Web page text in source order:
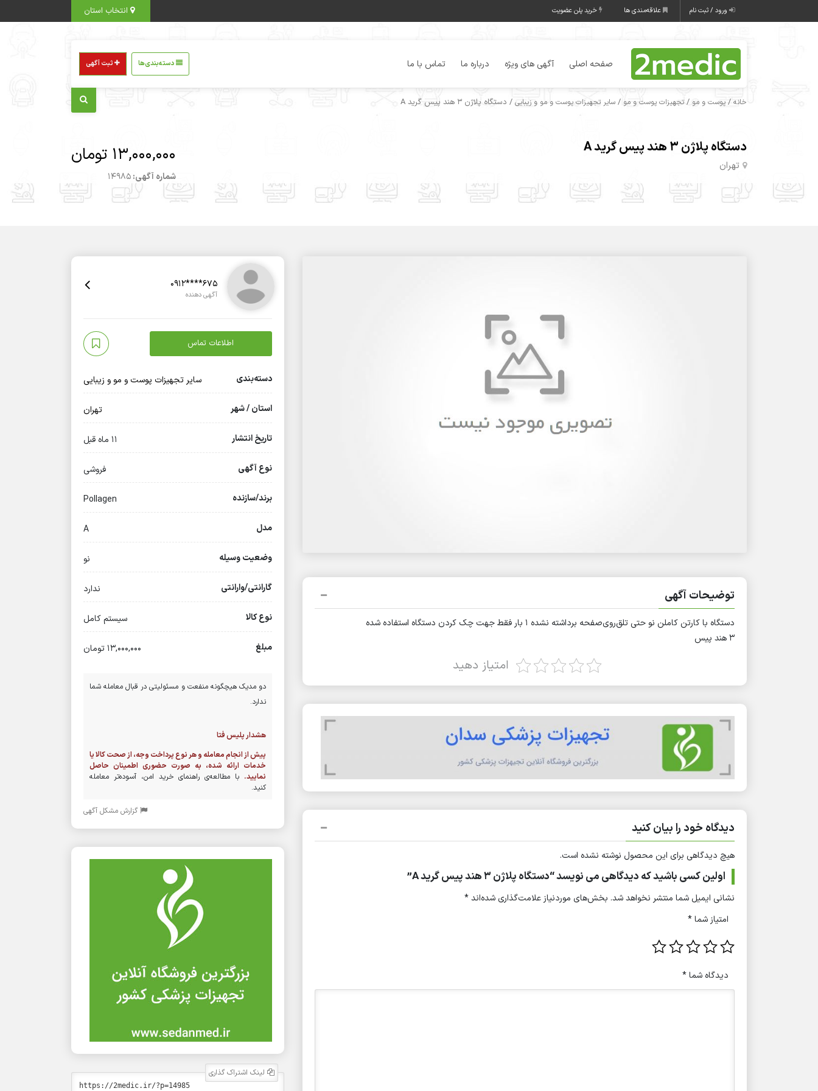
ورود / ثبت نام علاقه‌مندی ها خرید پلن عضویت
صفحه اصلی آگهی های ویژه درباره ما تماس با ما دسته‌بندی‌ها ثبت آگهی
خانه / پوست و مو /تجهیزات پوست و مو / سایر تجهیزات پوست و مو و زیبایی / دستگاه پلاژن ۳ هند پیس گرید A
دستگاه پلاژن ۳ هند پیس گرید A
تهران 13,000,000 تومان
شماره آگهی:14985
توضیحات آگهی
دستگاه با کارتن کاملن نو حتی تلق‌روی‌صفحه برداشته نشده ۱ بار فقط جهت چک کردن دستگاه استفاده شده
۳ هند پیس
امتیاز دهید
دیدگاه خود را بیان کنید
هیچ دیدگاهی برای این محصول نوشته نشده است.
اولین کسی باشید که دیدگاهی می نویسد “دستگاه پلاژن ۳ هند پیس گرید A”
نشانی ایمیل شما منتشر نخواهد شد. بخش‌های موردنیاز علامت‌گذاری شده‌اند*
امتیاز شما*
دیدگاه شما*
0912****675
آگهی دهنده
اطلاعات تماس
دسته‌بندی سایر تجهیزات پوست و مو و زیبایی
استان / شهر تهران
تاریخ انتشار 11 ماه قبل
نوع آگهی فروشی
برند/سازنده Pollagen
مدل A
وضعیت وسیله نو
گارانتی/وارانتی ندارد
نوع کالا سیستم کامل
مبلغ 13,000,000 تومان
دو مدیک هیچگونه منفعت و مسئولیتی در قبال معامله شما
ندارد.
هشدار پلیس فتا
پیش از انجام معامله و هر نوع پرداخت وجه، از صحت کالا یا
خدمات ارائه شده، به صورت حضوری اطمینان حاصل
نمایید. با مطالعه‌ی راهنمای خرید امن، آسوده‌تر معامله
کنید.
گزارش مشکل آگهی
لینک اشتراک گذاری